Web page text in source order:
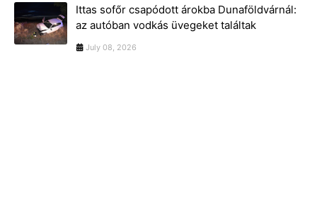
Ittas sofőr csapódott árokba Dunaföldvárnál:
az autóban vodkás üvegeket találtak
July 08, 2026